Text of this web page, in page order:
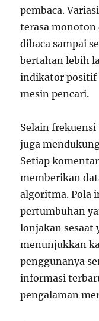
pembaca.
terasa
dibaca sampai
bertahan lebih
indikator positif
mesin pencari.
Selain
juga
Setiap
memberikan
algoritma. Pola
pertumbuhan
lonjakan sesaat
menunjukkan
penggunanya
informasi
pengalaman